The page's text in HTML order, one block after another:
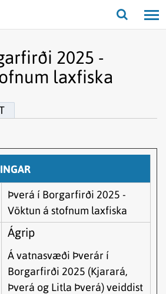
Opna/
2025 -
laxfiska
Þverá í Borgarfirði 2025 -
Vöktun á stofnum laxfiska
Ágrip
Á vatnasvæði Þverár í
Borgarfirði 2025 (Kjarará,
Þverá og Litla Þverá) veiddist